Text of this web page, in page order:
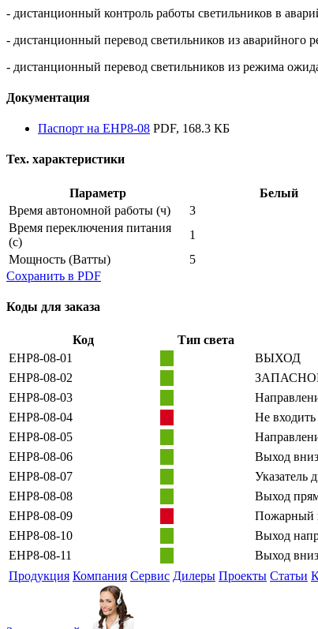
- дистанционный контроль работы светильников в
- дистанционный перевод светильников из аварийного
- дистанционный перевод светильников из режима
Документация
Паспорт на EHP8-08 PDF, 168.3 КБ
Тех. характеристики
Параметр
Белый
Время автономной работы (ч)
3
Время переключения питания
(с)
1
Мощность (Ватты)
5
Сохранить в PDF
Коды для заказа
Код Тип света
EHP8-08-01
ВЫХОД
EHP8-08-02
EHP8-08-03
EHP8-08-04
Не входить
EHP8-08-05
EHP8-08-06
Выход вниз
EHP8-08-07
Указатель
EHP8-08-08
Выход
EHP8-08-09
Пожарный
EHP8-08-10
Выход
EHP8-08-11
Выход вниз
Продукция Компания Сервис Дилеры Проекты Статьи